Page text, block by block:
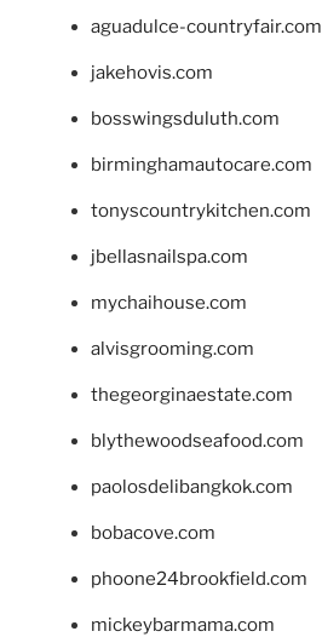
aguadulce-countryfair.com
jakehovis.com
bosswingsduluth.com
birminghamautocare.com
tonyscountrykitchen.com
jbellasnailspa.com
mychaihouse.com
alvisgrooming.com
thegeorginaestate.com
blythewoodseafood.com
paolosdelibangkok.com
bobacove.com
phoone24brookfield.com
mickeybarmama.com